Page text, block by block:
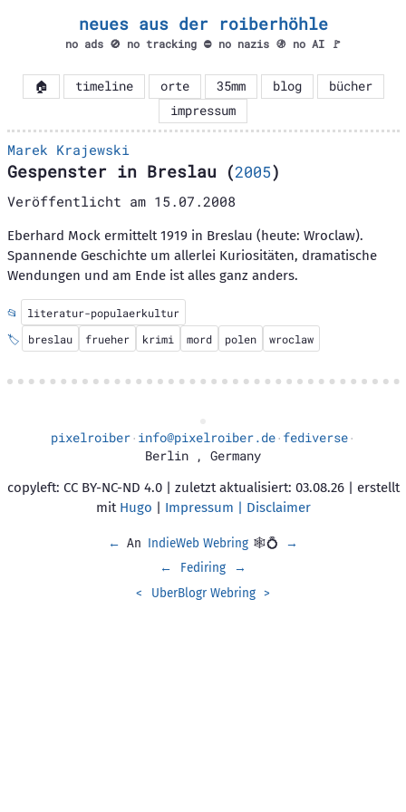
neues aus der roiberhöhle
no ads 🚫 no tracking ⛔ no nazis 🚯 no AI 🚩
🏠 timeline orte 35mm blog
bücher
impressum
Marek Krajewski
Gespenster in Breslau (2005)
Veröffentlicht am 15.07.2008
Eberhard Mock ermittelt 1919 in Breslau (heute: Wroclaw).
Spannende Geschichte um allerlei Kuriositäten, dramatische
Wendungen und am Ende ist alles ganz anders.
📂
literatur-populaerkultur
🏷️
breslau frueher krimi mord polen wroclaw
pixelroiber· info@pixelroiber.de· fediverse·
Berlin , Germany
copyleft: CC BY-NC-ND 4.0 | zuletzt aktualisiert: 03.08.26 | erstellt
mit Hugo | Impressum | Disclaimer
← An IndieWeb Webring 🕸💍
→
←
Fediring
→
<
UberBlogr Webring >